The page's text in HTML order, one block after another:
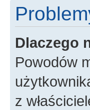
Dlaczego
Powodów
z